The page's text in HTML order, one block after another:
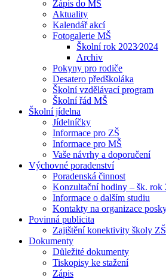
Zápis do MŠ
Aktuality
Kalendář akcí
Fotogalerie MŠ
Školní rok 2023⁄2024
Archiv
Pokyny pro rodiče
Desatero předškoláka
Školní vzdělávací program
Školní řád MŠ
Školní jídelna
Jídelníčky
Informace pro ZŠ
Informace pro MŠ
Vaše návrhy a doporučení
Výchovné poradenství
Poradenská činnost
Konzultační hodiny – šk. rok
Informace o dalším studiu
Kontakty na organizace
Povinná publicita
Zajištění konektivity školy
Dokumenty
Důležité dokumenty
Tiskopisy ke stažení
Zápis